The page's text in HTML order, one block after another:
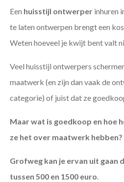
Een huisstijl ontwerper inhuren
te laten ontwerpen brengt een
Weten hoeveel je kwijt bent valt
Veel huisstijl ontwerpers
maatwerk (en zijn dan vaak de
categorie) of juist dat ze
Maar wat is goedkoop en hoe
ze het over maatwerk hebben?
Grofweg kan je ervan uit gaan
tussen 500 en 1500 euro.